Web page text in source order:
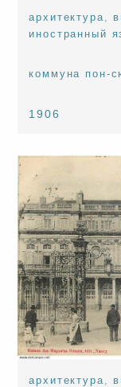
архитектура
иностранный
коммуна пон-
1906
архитектура